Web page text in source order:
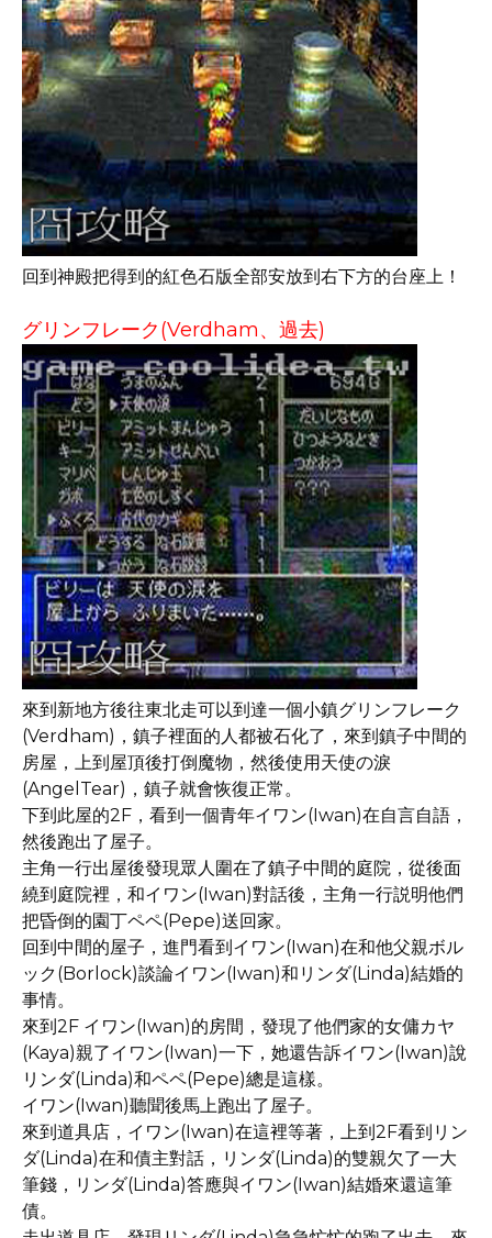
回到神殿把得到的紅色石版全部安放到右下方的台座上！
グリンフレーク(Verdham、過去)
來到新地方後往東北走可以到達一個小鎮グリンフレーク
(Verdham)，鎮子裡面的人都被石化了，來到鎮子中間的
房屋，上到屋頂後打倒魔物，然後使用天使の淚
(AngelTear)，鎮子就會恢復正常。
下到此屋的2F，看到一個青年イワン(Iwan)在自言自語，
然後跑出了屋子。
主角一行出屋後發現眾人圍在了鎮子中間的庭院，從後面
繞到庭院裡，和イワン(Iwan)對話後，主角一行説明他們
把昏倒的園丁ペペ(Pepe)送回家。
回到中間的屋子，進門看到イワン(Iwan)在和他父親ボル
ック(Borlock)談論イワン(Iwan)和リンダ(Linda)結婚的
事情。
來到2F イワン(Iwan)的房間，發現了他們家的女傭カヤ
(Kaya)親了イワン(Iwan)一下，她還告訴イワン(Iwan)說
リンダ(Linda)和ペペ(Pepe)總是這樣。
イワン(Iwan)聽聞後馬上跑出了屋子。
來到道具店，イワン(Iwan)在這裡等著，上到2F看到リン
ダ(Linda)在和債主對話，リンダ(Linda)的雙親欠了一大
筆錢，リンダ(Linda)答應與イワン(Iwan)結婚來還這筆
債。